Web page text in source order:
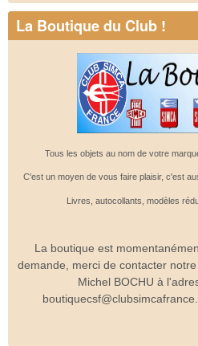
La Boutique du Club !
Tous les objets au nom de votre
C'est un moyen de vous faire plaisir, c'est
Livres, autocollants, modèles
La boutique est
demande, merci de contacter
Michel BOCHU à